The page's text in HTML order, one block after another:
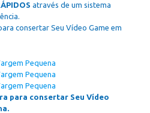
através de um sistema
consertar Seu Vídeo Game em
para consertar Seu Vídeo